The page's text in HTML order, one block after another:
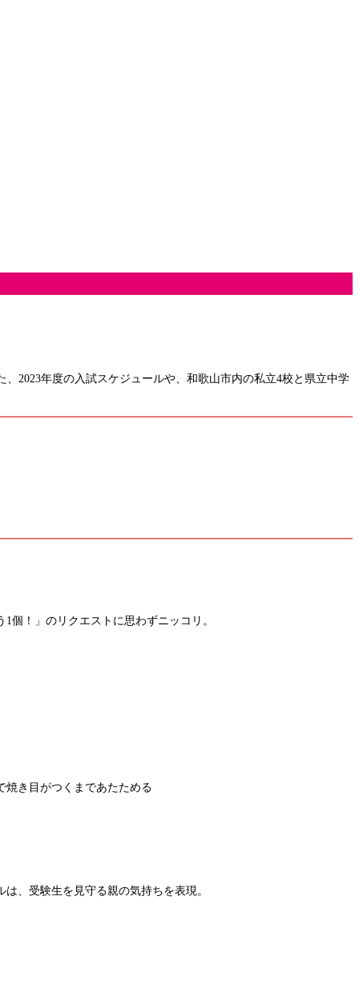
2023年度の入試スケジュールや、和歌山市内の私立4校と県立中学
個！」のリクエストに思わずニッコリ。
き目がつくまであたためる
、受験生を見守る親の気持ちを表現。